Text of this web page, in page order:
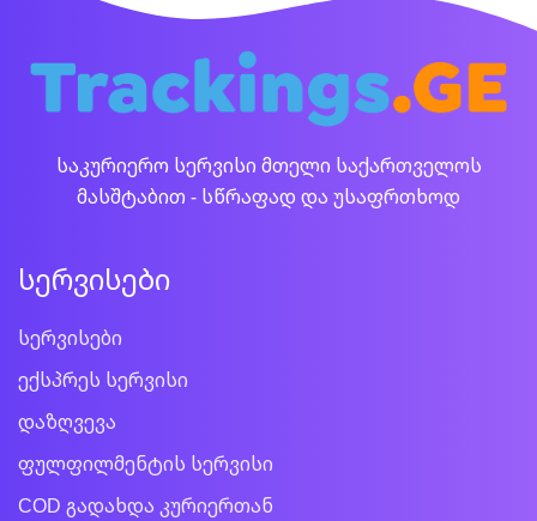
საკურიერო სერვისი მთელი საქართველოს
მასშტაბით - სწრაფად და უსაფრთხოდ
სერვისები
სერვისები
ექსპრეს სერვისი
დაზღვევა
ფულფილმენტის სერვისი
COD გადახდა კურიერთან